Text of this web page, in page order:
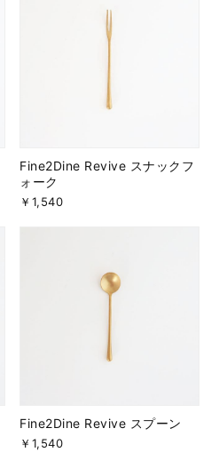
Fine2Dine Revive スナックフ
ォーク
￥1,540
Fine2Dine Revive スプーン
￥1,540